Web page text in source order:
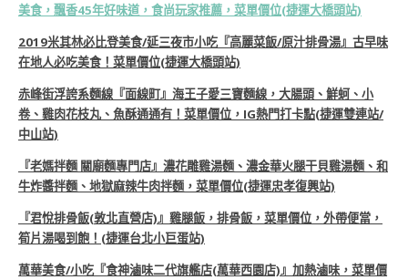
美食，飄香45年好味道，食尚玩家推薦，菜單價位(捷運大橋頭站)
2019米其林必比登美食/延三夜市小吃『高麗菜飯/原汁排骨湯』古早味
在地人必吃美食！菜單價位(捷運大橋頭站)
赤峰街浮誇系麵線『面線町』海王子愛三寶麵線，大腸頭、鮮蚵、小
卷、雞肉花枝丸、魚酥通通有！菜單價位，IG熱門打卡點(捷運雙連站/
中山站)
『老媽拌麵 關廟麵專門店』濃花雕雞湯麵、濃金華火腿干貝雞湯麵、和
牛炸醬拌麵、地獄麻辣牛肉拌麵，菜單價位(捷運忠孝復興站)
『君悅排骨飯(敦北直營店)』雞腿飯，排骨飯，菜單價位，外帶便當，
筍片湯喝到飽！(捷運台北小巨蛋站)
萬華美食/小吃『食神滷味二代旗艦店(萬華西園店)』加熱滷味，菜單價